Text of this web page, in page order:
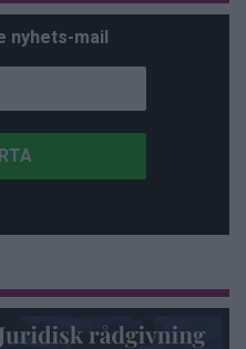
nyhets-mail